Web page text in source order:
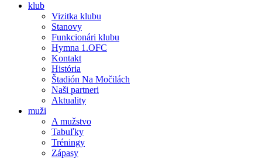
klub
Vizitka klubu
Stanovy
Funkcionári klubu
Hymna 1.OFC
Kontakt
História
Štadión Na Močilách
Naši partneri
Aktuality
muži
A mužstvo
Tabuľky
Tréningy
Zápasy